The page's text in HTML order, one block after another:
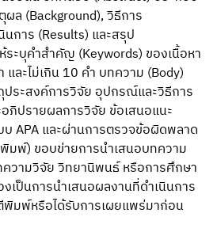
ผล (Background), วิธีการ
การ (Results) และสรุป
ระบุคำสำคัญ (Keywords) ของเนื้อหา
ละไม่เกิน 10 คำ บทความ (Body)
ระสงค์การวิจัย อุปกรณ์และวิธีการ
ภิปรายผลการวิจัย ข้อเสนอแนะ
บ APA และผ่านการตรวจข้อผิดพลาด
มพ์) ขอบข่ายการนำเสนอบทความ
วามวิจัย วิทยานิพนธ์ หรือการศึกษา
ป็นการนำเสนอผลงานที่ดำเนินการ
พิมพ์หรือได้รับการเผยแพร่มาก่อน